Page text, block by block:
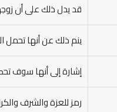
قد يدل ذلك على أن
ينم ذلك عن أنها تحمل
إشارة إلى أنها سوف
رمز للعزة والشرف